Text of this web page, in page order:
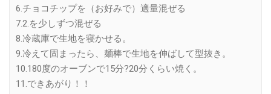
6.チョコチップを（お好みで）適量混ぜる
7.2.を少しずつ混ぜる
8.冷蔵庫で生地を寝かせる。
9.冷えて固まったら、麺棒で生地を伸ばして型抜き。
10.180度のオーブンで15分?20分くらい焼く。
11.できあがり！！